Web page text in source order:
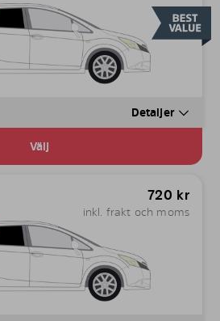
Detaljer
Välj
720 kr
inkl. frakt och moms